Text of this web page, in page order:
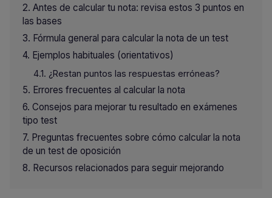
Antes de calcular tu nota: revisa estos 3 puntos en
las bases
Fórmula general para calcular la nota de un test
Ejemplos habituales (orientativos)
¿Restan puntos las respuestas erróneas?
Errores frecuentes al calcular la nota
Consejos para mejorar tu resultado en exámenes
tipo test
Preguntas frecuentes sobre cómo calcular la nota
de un test de oposición
Recursos relacionados para seguir mejorando